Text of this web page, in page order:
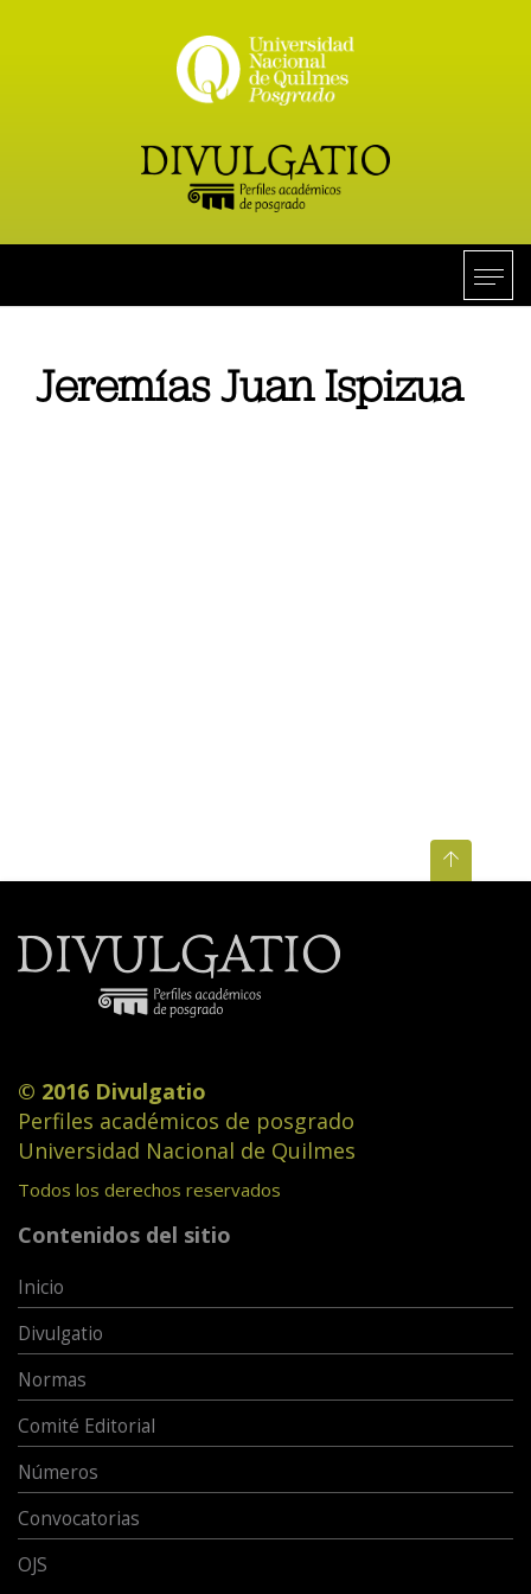
Jeremías Juan Ispizua
© 2016 Divulgatio
Perfiles académicos de posgrado
Universidad Nacional de Quilmes
Todos los derechos reservados
Contenidos del sitio
Inicio
Divulgatio
Normas
Comité Editorial
Números
Convocatorias
OJS